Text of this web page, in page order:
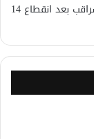
وزير الطاقة السوري: بدء تاهيل شبكة كهرباء سراقب بعد انقطاع 14